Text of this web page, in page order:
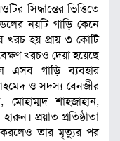
সিদ্ধান্তের ভিত্তিতে
নয়টি গাড়ি কেনে
খরচ হয় প্রায় ৩ কোটি
খরচও দেয়া হয়েছে
এসব গাড়ি ব্যবহার
ও সদস্য বেনজীর
শাহজাহান,
প্রয়াত প্রতিষ্ঠাতা
তার মৃত্যুর পর